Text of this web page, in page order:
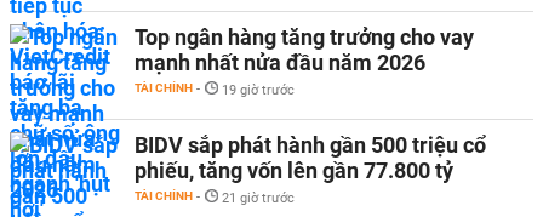
Top ngân hàng tăng trưởng cho vay
mạnh nhất nửa đầu năm 2026
TÀI CHÍNH - 19 giờ trước
BIDV sắp phát hành gần 500 triệu cổ
phiếu, tăng vốn lên gần 77.800 tỷ
TÀI CHÍNH - 21 giờ trước